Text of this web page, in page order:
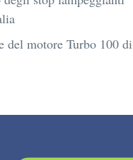
del motore Turbo 100 di